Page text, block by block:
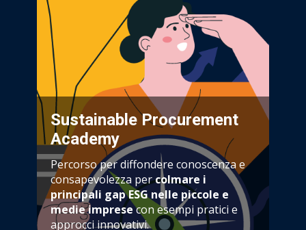
Sustainable Procurement
Academy
Percorso per diffondere conoscenza e
consapevolezza per colmare i
principali gap ESG nelle piccole e
medie impresecon esempi pratici e
approcci innovativi.